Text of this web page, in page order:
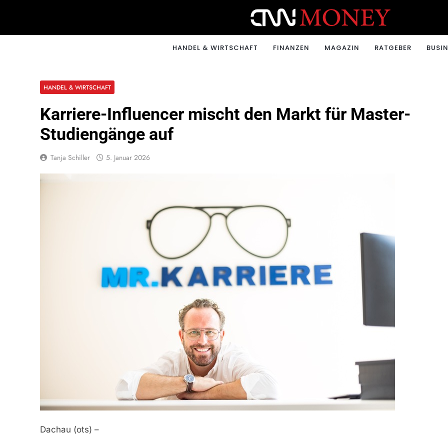
CNNMONEY.CH
HANDEL & WIRTSCHAFT FINANZEN MAGAZIN RATGEBER
HANDEL & WIRTSCHAFT
Karriere-Influencer mischt den Markt für Master-
Studiengänge auf
Tanja Schiller 5. Januar 2026
Dachau (ots) –